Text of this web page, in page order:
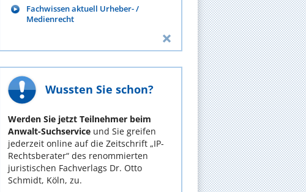
Fachwissen aktuell Urheber- /
Medienrecht
Wussten Sie schon?
Werden Sie jetzt Teilnehmer beim
Anwalt-Suchservice und Sie greifen
jederzeit online auf die Zeitschrift „IP-
Rechtsberater“ des renommierten
juristischen Fachverlags Dr. Otto
Schmidt, Köln, zu.